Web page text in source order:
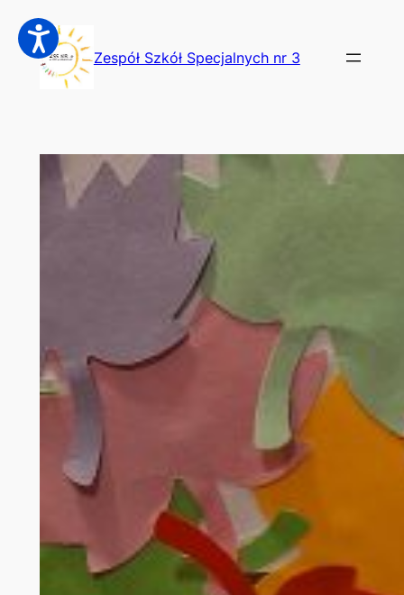
Przejdź
do
treści
Zespół Szkół Specjalnych nr 3